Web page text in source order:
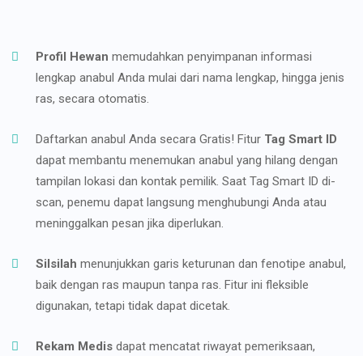
Profil Hewan memudahkan penyimpanan informasi
lengkap anabul Anda mulai dari nama lengkap, hingga jenis
ras, secara otomatis.
Daftarkan anabul Anda secara Gratis! Fitur Tag Smart ID
dapat membantu menemukan anabul yang hilang dengan
tampilan lokasi dan kontak pemilik. Saat Tag Smart ID di-
scan, penemu dapat langsung menghubungi Anda atau
meninggalkan pesan jika diperlukan.
Silsilah menunjukkan garis keturunan dan fenotipe anabul,
baik dengan ras maupun tanpa ras. Fitur ini fleksible
digunakan, tetapi tidak dapat dicetak.
Rekam Medis dapat mencatat riwayat pemeriksaan,